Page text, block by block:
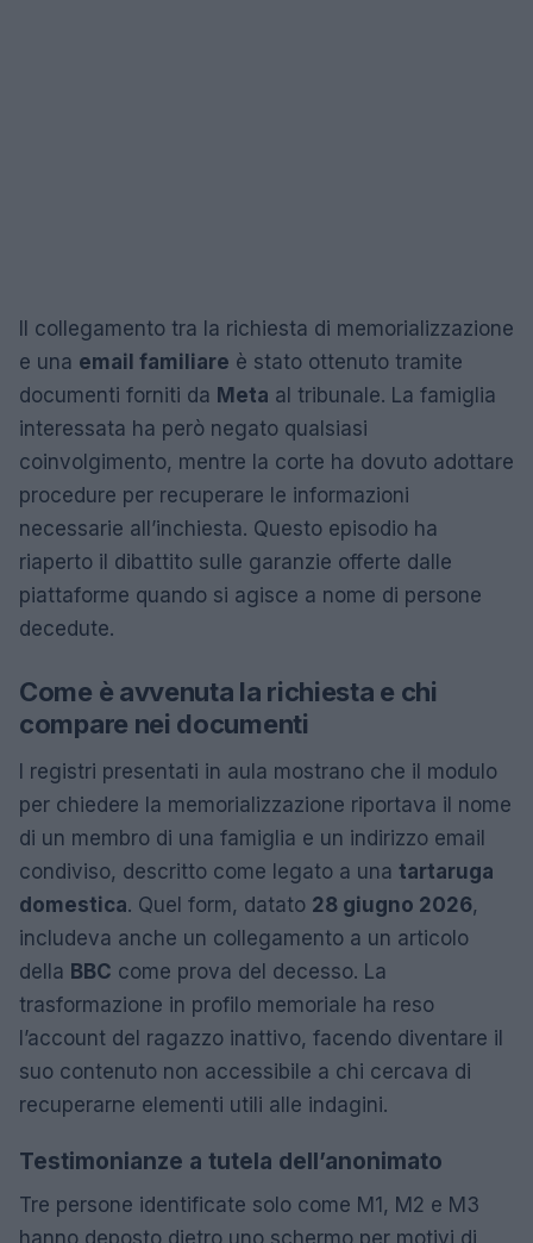
Il collegamento tra la richiesta di memorializzazione
e una email familiare è stato ottenuto tramite
documenti forniti da Meta al tribunale. La famiglia
interessata ha però negato qualsiasi
coinvolgimento, mentre la corte ha dovuto adottare
procedure per recuperare le informazioni
necessarie all’inchiesta. Questo episodio ha
riaperto il dibattito sulle garanzie offerte dalle
piattaforme quando si agisce a nome di persone
decedute.
Come è avvenuta la richiesta e chi
compare nei documenti
I registri presentati in aula mostrano che il modulo
per chiedere la memorializzazione riportava il nome
di un membro di una famiglia e un indirizzo email
condiviso, descritto come legato a una tartaruga
domestica. Quel form, datato 28 giugno 2026,
includeva anche un collegamento a un articolo
della BBC come prova del decesso. La
trasformazione in profilo memoriale ha reso
l’account del ragazzo inattivo, facendo diventare il
suo contenuto non accessibile a chi cercava di
recuperarne elementi utili alle indagini.
Testimonianze a tutela dell’anonimato
Tre persone identificate solo come M1, M2 e M3
hanno deposto dietro uno schermo per motivi di